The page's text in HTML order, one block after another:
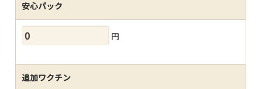
安心パック
円
追加ワクチン